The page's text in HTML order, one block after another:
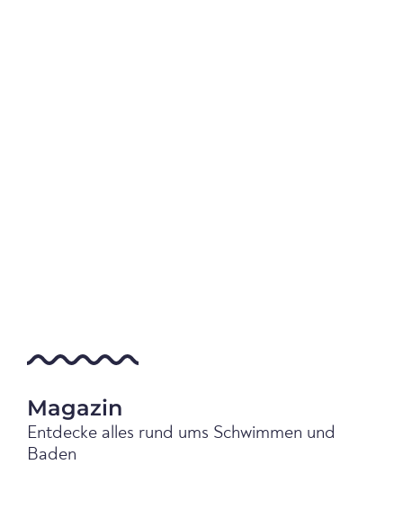
Magazin
Entdecke alles rund ums Schwimmen und
Baden